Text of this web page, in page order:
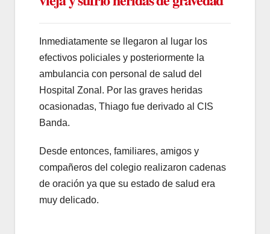
Inmediatamente se llegaron al lugar los
efectivos policiales y posteriormente la
ambulancia con personal de salud del
Hospital Zonal. Por las graves heridas
ocasionadas, Thiago fue derivado al CIS
Banda.
Desde entonces, familiares, amigos y
compañeros del colegio realizaron cadenas
de oración ya que su estado de salud era
muy delicado.